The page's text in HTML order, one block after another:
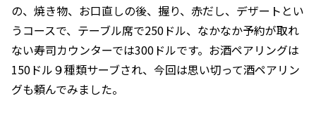
の、焼き物、お口直しの後、握り、赤だし、デザートとい
うコースで、テーブル席で250ドル、なかなか予約が取れ
ない寿司カウンターでは300ドルです。お酒ペアリングは
150ドル９種類サーブされ、今回は思い切って酒ペアリン
グも頼んでみました。